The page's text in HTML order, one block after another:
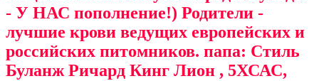
- У НАС пополнение!) Родители -
лучшие крови ведущих европейских и
российских питомников. папа: Стиль
Буланж Ричард Кинг Лион , 5ХСАС,